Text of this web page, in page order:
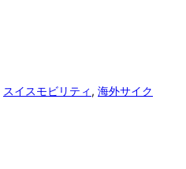
スイスモビリティ , 海外サイク